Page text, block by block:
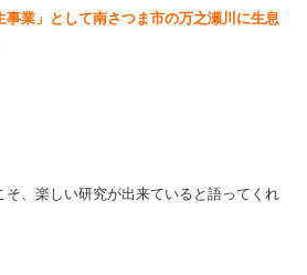
事業」として南さつま市の万之瀬川に生息
そ、楽しい研究が出来ていると語ってくれ